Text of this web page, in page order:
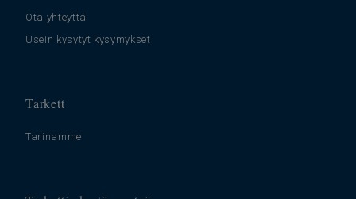
Ota yhteyttä
Usein kysytyt kysymykset
Tarkett
Tarinamme